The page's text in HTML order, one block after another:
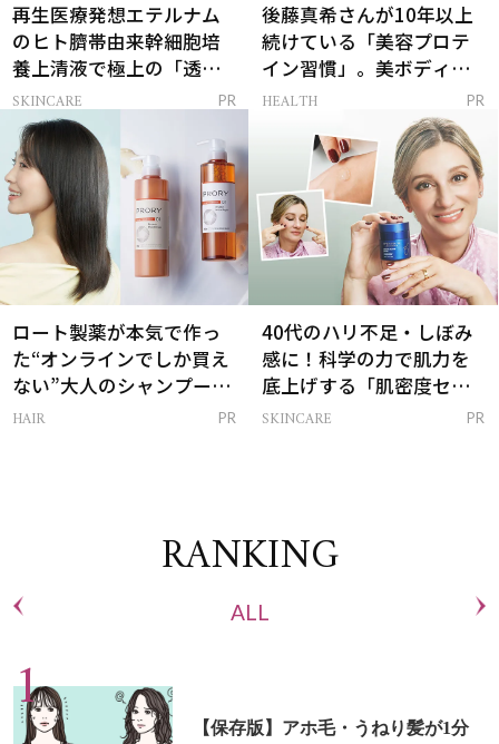
再生医療発想エテルナム
のヒト臍帯由来幹細胞培
養上清液で極上の「透明
感ハリ肌」へ
SKINCARE PR
後藤真希さんが10年以上
続けている「美容プロテ
イン習慣」。美ボディを
支える朝ルーティンと
HEALTH PR
ロート製薬が本気で作っ
た“オンラインでしか買え
ない”大人のシャンプー＆
トリートメントって？
HAIR PR
40代のハリ不足・しぼみ
感に！科学の力で肌力を
底上げする「肌密度セラ
ム」
SKINCARE PR
RANKING
ALL
【保存版】アホ毛・うねり髪が1分